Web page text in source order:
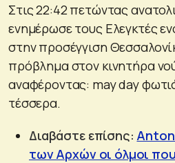
Στις 22:42 πετώντας
ενημέρωσε τους Ελεγκτές
στην προσέγγιση
πρόβλημα στον κινητήρα
αναφέροντας: may day
τέσσερα.
Διαβάστε επίσης:
των Αρχών οι όλμοι